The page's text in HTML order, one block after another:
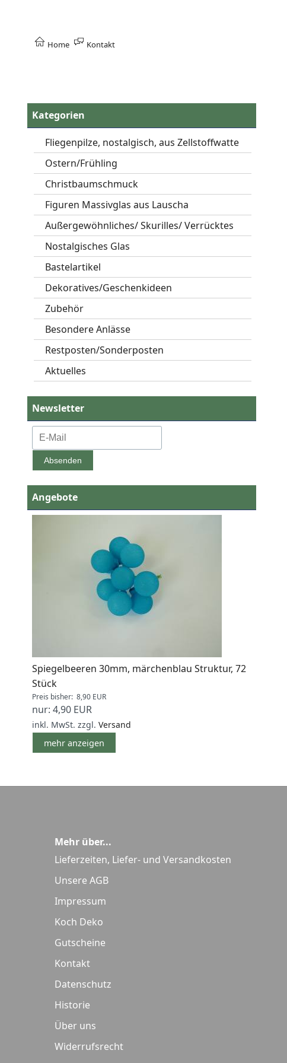
Home Kontakt
Kategorien
Fliegenpilze, nostalgisch, aus Zellstoffwatte
Ostern/Frühling
Christbaumschmuck
Figuren Massivglas aus Lauscha
Außergewöhnliches/ Skurilles/ Verrücktes
Nostalgisches Glas
Bastelartikel
Dekoratives/Geschenkideen
Zubehör
Besondere Anlässe
Restposten/Sonderposten
Aktuelles
Newsletter
Angebote
Spiegelbeeren 30mm, märchenblau Struktur, 72
Stück
Preis bisher: 8,90 EUR
nur: 4,90 EUR
inkl. MwSt. zzgl. Versand
mehr anzeigen
Mehr über...
Lieferzeiten, Liefer- und Versandkosten
Unsere AGB
Impressum
Koch Deko
Gutscheine
Kontakt
Datenschutz
Historie
Über uns
Widerrufsrecht